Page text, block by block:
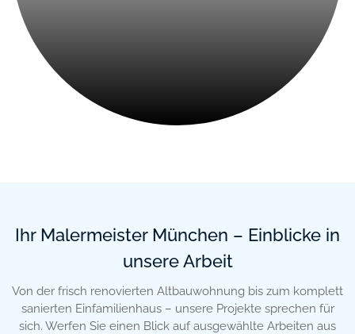
Ihr Malermeister München – Einblicke in
unsere Arbeit
Von der frisch renovierten Altbauwohnung bis zum komplett
sanierten Einfamilienhaus – unsere Projekte sprechen für
sich. Werfen Sie einen Blick auf ausgewählte Arbeiten aus